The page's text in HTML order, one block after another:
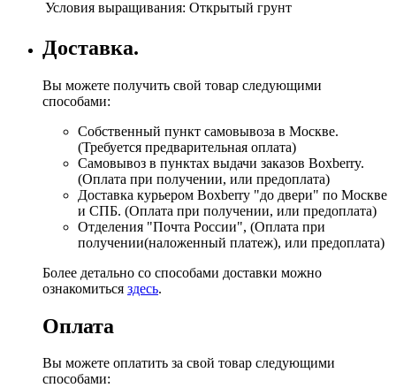
Условия выращивания: Открытый грунт
Доставка.
Вы можете получить свой товар следующими
способами:
Собственный пункт самовывоза в Москве.
(Требуется предварительная оплата)
Самовывоз в пунктах выдачи заказов Boxberry.
(Оплата при получении, или предоплата)
Доставка курьером Boxberry "до двери" по Москве
и СПБ. (Оплата при получении, или предоплата)
Отделения "Почта России", (Оплата при
получении(наложенный платеж), или предоплата)
Более детально со способами доставки можно
ознакомиться здесь.
Оплата
Вы можете оплатить за свой товар следующими
способами: